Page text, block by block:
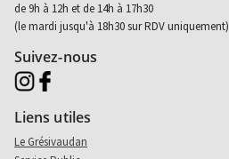
de 9h à 12h et de 14h à 17h30
(le mardi jusqu'à 18h30 sur RDV uniquement)
Suivez-nous
Aller sur instagram (nouvel onglet)
Aller sur facebook (nouvel onglet)
Liens utiles
Le Grésivaudan